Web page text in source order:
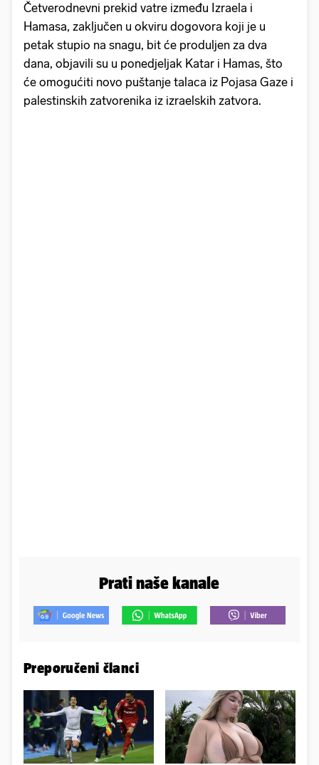
Četverodnevni prekid vatre između Izraela i
Hamasa, zaključen u okviru dogovora koji je u
petak stupio na snagu, bit će produljen za dva
dana, objavili su u ponedjeljak Katar i Hamas, što
će omogućiti novo puštanje talaca iz Pojasa Gaze i
palestinskih zatvorenika iz izraelskih zatvora.
Prati naše kanale
Preporučeni članci